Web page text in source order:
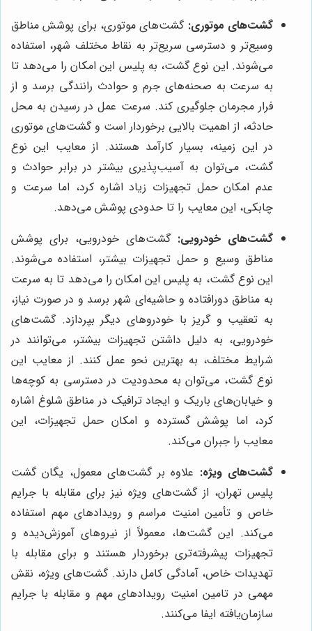
گشت‌های موتوری: گشت‌های موتوری، برای پوشش مناطق
وسیع‌تر و دسترسی سریع‌تر به نقاط مختلف شهر، استفاده
می‌شوند. این نوع گشت، به پلیس این امکان را می‌دهد تا
به سرعت به صحنه‌های جرم و حوادث رانندگی برسد و از
فرار مجرمان جلوگیری کند. سرعت عمل در رسیدن به محل
حادثه، از اهمیت بالایی برخوردار است و گشت‌های موتوری
در این زمینه، بسیار کارآمد هستند. از معایب این نوع
گشت، می‌توان به آسیب‌پذیری بیشتر در برابر حوادث و
عدم امکان حمل تجهیزات زیاد اشاره کرد، اما سرعت و
چابکی، این معایب را تا حدودی پوشش می‌دهد.
گشت‌های خودرویی: گشت‌های خودرویی، برای پوشش
مناطق وسیع و حمل تجهیزات بیشتر، استفاده می‌شوند.
این نوع گشت، به پلیس این امکان را می‌دهد تا به سرعت
به مناطق دورافتاده و حاشیه‌ای شهر برسد و در صورت نیاز،
به تعقیب و گریز با خودروهای دیگر بپردازد. گشت‌های
خودرویی، به دلیل داشتن تجهیزات بیشتر، می‌توانند در
شرایط مختلف، به بهترین نحو عمل کنند. از معایب این
نوع گشت، می‌توان به محدودیت در دسترسی به کوچه‌ها
و خیابان‌های باریک و ایجاد ترافیک در مناطق شلوغ اشاره
کرد، اما پوشش گسترده و امکان حمل تجهیزات، این
معایب را جبران می‌کند.
گشت‌های ویژه: علاوه بر گشت‌های معمول، یگان گشت
پلیس تهران، از گشت‌های ویژه نیز برای مقابله با جرایم
خاص و تأمین امنیت مراسم و رویدادهای مهم استفاده
می‌کند. این گشت‌ها، معمولاً از نیروهای آموزش‌دیده و
تجهیزات پیشرفته‌تری برخوردار هستند و برای مقابله با
تهدیدات خاص، آمادگی کامل دارند. گشت‌های ویژه، نقش
مهمی در تامین امنیت رویدادهای مهم و مقابله با جرایم
سازمان‌یافته ایفا می‌کنند.